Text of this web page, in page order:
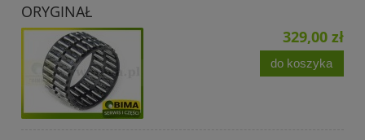
ORYGINAŁ
329,00 zł
do koszyka